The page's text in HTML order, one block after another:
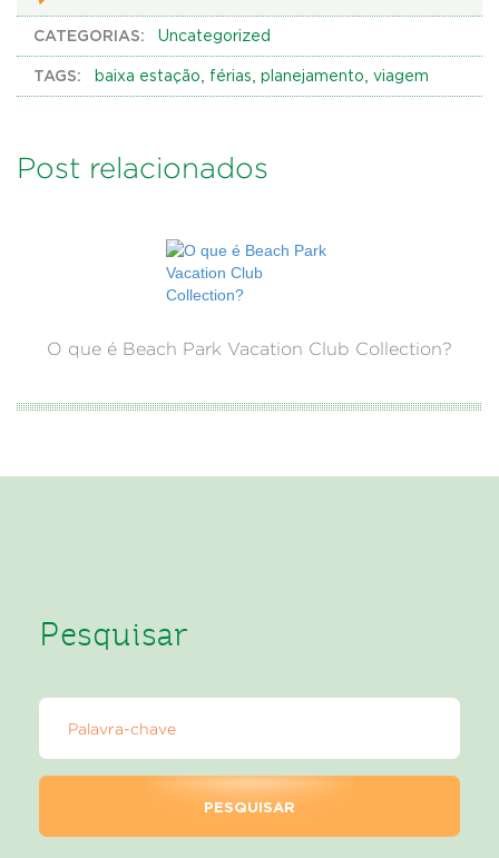
CATEGORIAS: Uncategorized
TAGS: baixa estação, férias, planejamento, viagem
Post relacionados
O que é Beach Park Vacation Club Collection?
Pesquisar